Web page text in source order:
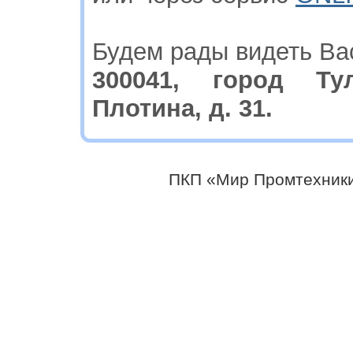
Будем рады видеть
300041, город
Плотина, д. 31.
ПКП «Мир